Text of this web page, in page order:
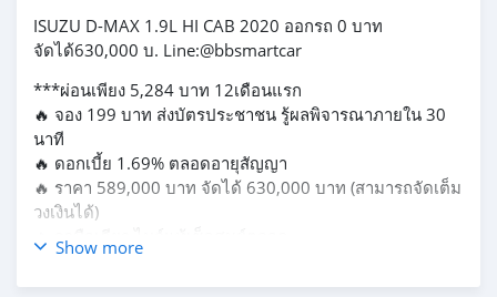
ISUZU D-MAX 1.9L HI CAB 2020 ออกรถ 0 บาท
จัดได้630,000 บ. Line:@bbsmartcar
***ผ่อนเพียง 5,284 บาท 12เดือนแรก
🔥 จอง 199 บาท ส่งบัตรประชาชน รู้ผลพิจารณาภายใน 30
นาที
🔥 ดอกเบี้ย 1.69% ตลอดอายุสัญญา
🔥 ราคา 589,000 บาท จัดได้ 630,000 บาท (สามารถจัดเต็ม
วงเงินได้)
🔥 รถมือเดียว ไมล์แท้เช็คศูนย์ตลอด
🔥 เต็นท์รถที่มียอดขายเป็นอันดับ 1 ของประเทศ
🔥 มีรถให้เลือกมากกว่า 1,000 คัน
Show more